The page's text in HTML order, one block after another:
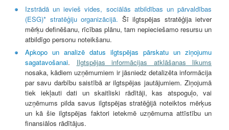
Izstrādā un ievieš vides, sociālās atbildības un pārvaldības
(ESG)* stratēģiju organizācijā. Šī ilgtspējas stratēģija ietver
mērķu definēšanu, rīcības plānu, tam nepieciešamo resursu un
atbildīgo personu noteikšanu.
Apkopo un analizē datus ilgtspējas pārskatu un ziņojumu
sagatavošanai. Ilgtspējas informācijas atklāšanas likums
nosaka, kādiem uzņēmumiem ir jāsniedz detalizēta informācija
par savu darbību saistībā ar ilgtspējas jautājumiem. Ziņojumā
tiek iekļauti dati un skaitliski rādītāji, kas atspoguļo, vai
uzņēmums pilda savus ilgtspējas stratēģijā noteiktos mērķus
un kā šie ilgtspējas faktori ietekmē uzņēmuma attīstību un
finansiālos rādītājus.